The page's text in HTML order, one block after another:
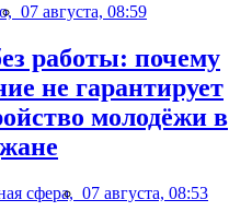
07 августа, 08:59
работы: почему
не гарантирует
молодёжи в
сфера, 07 августа, 08:53